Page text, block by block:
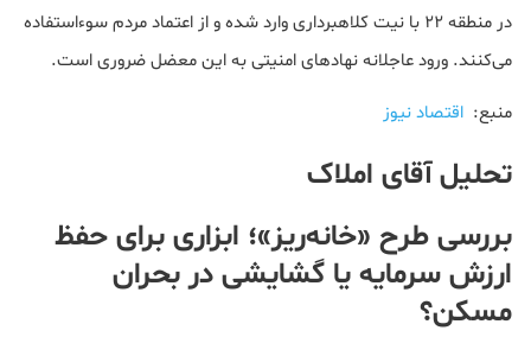
در منطقه ۲۲ با نیت کلاهبرداری وارد شده و از اعتماد مردم سوءاستفاده
می‌کنند. ورود عاجلانه نهادهای امنیتی به این معضل ضروری است.
منبع: اقتصاد نیوز
تحلیل آقای املاک
بررسی طرح «خانه‌ریز»؛ ابزاری برای حفظ
ارزش سرمایه یا گشایشی در بحران
مسکن؟